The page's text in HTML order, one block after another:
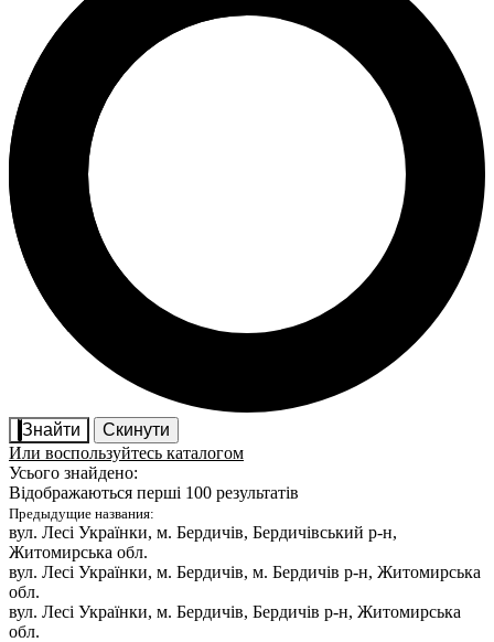
Знайти
Скинути
Или воспользуйтесь каталогом
Усього знайдено:
Відображаються перші 100 результатів
Предыдущие названия:
вул. Лесі Українки, м. Бердичів, Бердичівський р-н,
Житомирська обл.
вул. Лесі Українки, м. Бердичів, м. Бердичів р-н, Житомирська
обл.
вул. Лесі Українки, м. Бердичів, Бердичів р-н, Житомирська
обл.